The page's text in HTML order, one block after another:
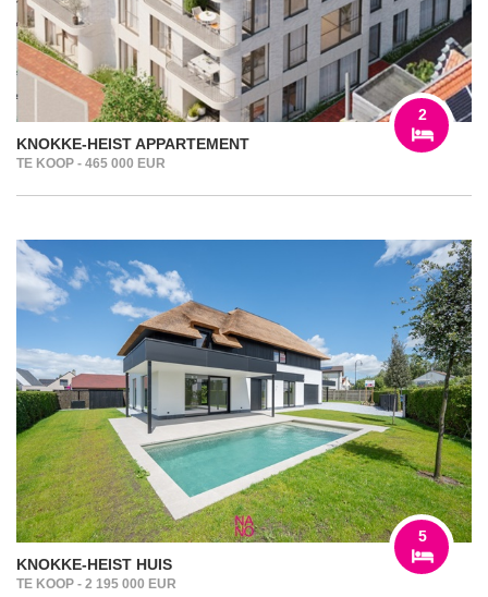
KNOKKE-HEIST APPARTEMENT
TE KOOP - 465 000 EUR
2
KNOKKE-HEIST HUIS
TE KOOP - 2 195 000 EUR
5